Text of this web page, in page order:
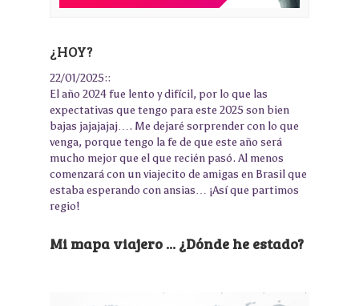
¿HOY?
22/01/2025::
El año 2024 fue lento y difícil, por lo que las
expectativas que tengo para este 2025 son bien
bajas jajajajaj…. Me dejaré sorprender con lo que
venga, porque tengo la fe de que este año será
mucho mejor que el que recién pasó. Al menos
comenzará con un viajecito de amigas en Brasil que
estaba esperando con ansias… ¡Así que partimos
regio!
Mi mapa viajero ... ¿Dónde he estado?